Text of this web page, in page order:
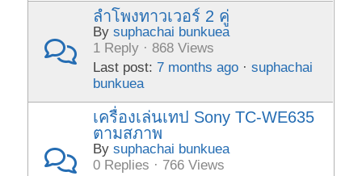
ลำโพงทาวเวอร์ 2 คู่
Bysuphachai bunkuea
1 Reply · 868 Views
Last post:7 months ago ·suphachai
bunkuea
เครื่องเล่นเทป Sony TC-WE635
ตามสภาพ
Bysuphachai bunkuea
0 Replies · 766 Views